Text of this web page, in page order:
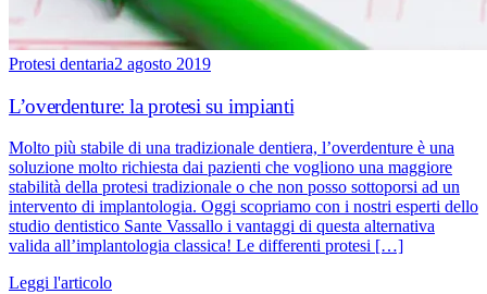
Protesi dentaria2 agosto 2019
L’overdenture: la protesi su impianti
Molto più stabile di una tradizionale dentiera, l’overdenture è una
soluzione molto richiesta dai pazienti che vogliono una maggiore
stabilità della protesi tradizionale o che non posso sottoporsi ad un
intervento di implantologia. Oggi scopriamo con i nostri esperti dello
studio dentistico Sante Vassallo i vantaggi di questa alternativa
valida all’implantologia classica! Le differenti protesi […]
Leggi l'articolo